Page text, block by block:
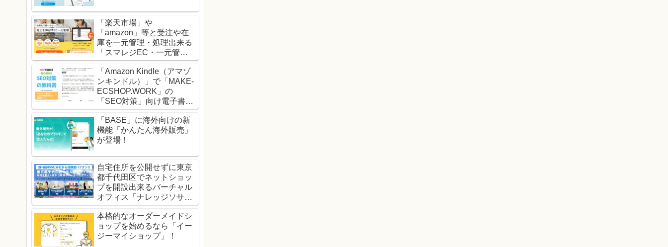
「楽天市場」や
「amazon」等と受注や在
庫を一元管理・処理出来る
「スマレジEC・一元管
理」！
「Amazon Kindle（アマゾ
ンキンドル）」で「MAKE-
ECSHOP.WORK」の
「SEO対策」向け電子書籍
の販売を開始！
「BASE」に海外向けの新
機能「かんたん海外販売」
が登場！
自宅住所を公開せずに東京
都千代田区でネットショッ
プを開設出来るバーチャル
オフィス「ナレッジソサエ
ティ」！
本格的なオーダーメイドシ
ョップを始めるなら「イー
ジーマイショップ」！